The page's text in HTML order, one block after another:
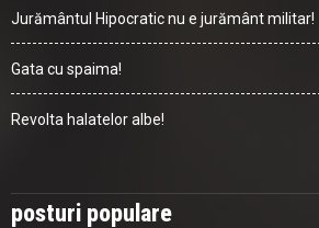
Jurământul Hipocratic nu e jurământ militar!
Gata cu spaima!
Revolta halatelor albe!
posturi populare